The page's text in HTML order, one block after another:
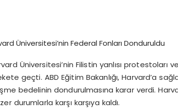
Üniversitesi’nin Filistin yanlısı protestoları
geçti. ABD Eğitim Bakanlığı, Harvard’a
bedelinin dondurulmasına karar verdi.
durumlarla karşı karşıya kaldı.